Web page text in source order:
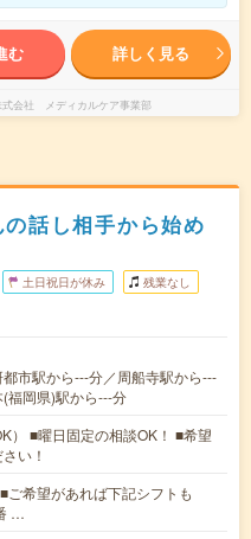
む 詳しく見る
式会社 メディカルケア事業部
話し相手から始め
土日祝日が休み 残業なし
市駅から---分／周船寺駅から---
福岡県)駅から---分
） ■曜日固定の相談OK！ ■希望
い！
希望があれば下記シフトも
…